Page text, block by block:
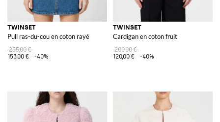
TWINSET
Pull ras-du-cou en coton rayé
255,00 €
153,00 €
-40%
TWINSET
Cardigan en coton fruit
200,00 €
120,00 €
-40%